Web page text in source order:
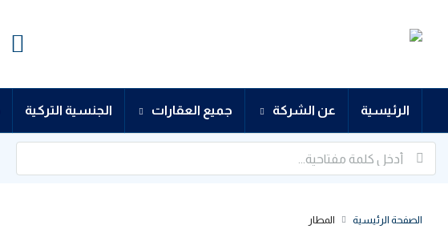
الرئيسية عن الشركة جميع العقارات الجنسية التركية
الصفحة الرئيسية المطار